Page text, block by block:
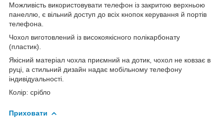
Можливість використовувати телефон із закритою верхньою
панеллю, є вільний доступ до всіх кнопок керування й портів
телефона.
Чохол виготовлений із високоякісного полікарбонату
(пластик).
Якісний матеріал чохла приємний на дотик, чохол не ковзає в
руці, а стильний дизайн надає мобільному телефону
індивідуальності.
Колір: срібло
Приховати